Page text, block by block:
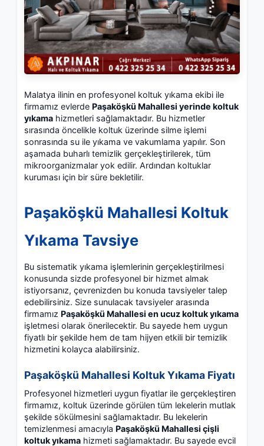
Malatya ilinin en profesyonel koltuk yıkama ekibi ile
firmamız evlerde Paşaköşkü Mahallesi yerinde koltuk
yıkama hizmetleri sağlamaktadır. Bu hizmetler
sırasında öncelikle koltuk üzerinde silme işlemi
sonrasında su ile yıkama ve vakumlama yapılır. Son
aşamada buharlı temizlik gerçekleştirilerek, tüm
mikroorganizmalar yok edilir. Ardından koltuklar
kuruması için bir süre bekletilir.
Paşaköşkü Mahallesi Koltuk
Yıkama Tavsiye
Bu sistematik yıkama işlemlerinin gerçekleştirilmesi
konusunda sizde profesyonel bir hizmet almak
istiyorsanız, çevrenizden bu konuda tavsiyeler talep
edebilirsiniz. Size sunulacak tavsiyeler arasında
firmamız Paşaköşkü Mahallesi en ucuz koltuk yıkama
işletmesi olarak önerilecektir. Bu sayede hem uygun
fiyatlı bir şekilde hem de tam hijyen etkili bir temizlik
hizmetini kolayca alabilirsiniz.
Paşaköşkü Mahallesi Koltuk Yıkama Fiyatı
Profesyonel hizmetleri uygun fiyatlar ile gerçekleştiren
firmamız, koltuk üzerinde görülen tüm lekelerin mutlak
şekilde sökülmesini sağlamaktadır. Bu lekelerin
temizlenmesi amacıyla Paşaköşkü Mahallesi çişli
koltuk yıkama hizmeti sağlamaktadır. Bu sayede evcil